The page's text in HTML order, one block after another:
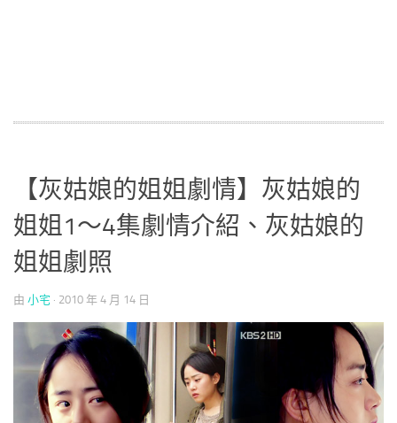
【灰姑娘的姐姐劇情】灰姑娘的
姐姐1～4集劇情介紹、灰姑娘的
姐姐劇照
由 小宅 · 2010 年 4 月 14 日